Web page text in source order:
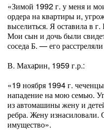
«Зимой 1992 г. у меня и
ордера на квартиры и,
выселиться. Я оставила в
Мои сын и дочь были
соседа Б. — его
В. Махаpин, 1959 г.р.:
«19 ноября 1994 г.
нападение на мою семью.
из автомашины жену и
ребра. Жену
имущество».